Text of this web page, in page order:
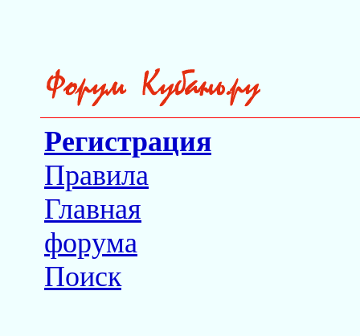
Регистрация
Правила
Главная
форума
Поиск